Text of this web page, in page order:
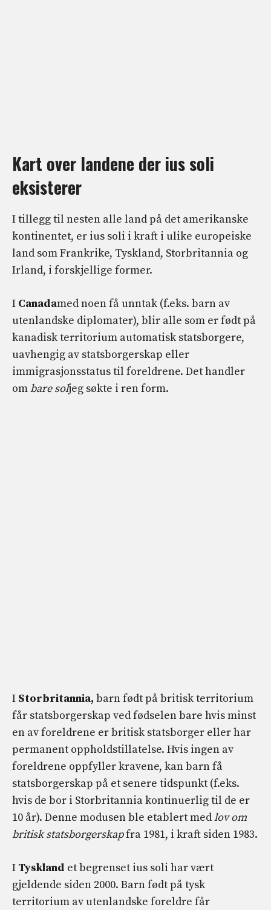
Kart over landene der ius soli
eksisterer
I tillegg til nesten alle land på det amerikanske
kontinentet, er ius soli i kraft i ulike europeiske
land som Frankrike, Tyskland, Storbritannia og
Irland, i forskjellige former.
I Canadamed noen få unntak (f.eks. barn av
utenlandske diplomater), blir alle som er født på
kanadisk territorium automatisk statsborgere,
uavhengig av statsborgerskap eller
immigrasjonsstatus til foreldrene. Det handler
ombare soljeg søkte i ren form.
I Storbritannia, barn født på britisk territorium
får statsborgerskap ved fødselen bare hvis minst
en av foreldrene er britisk statsborger eller har
permanent oppholdstillatelse. Hvis ingen av
foreldrene oppfyller kravene, kan barn få
statsborgerskap på et senere tidspunkt (f.eks.
hvis de bor i Storbritannia kontinuerlig til de er
10 år). Denne modusen ble etablert medlov om
britisk statsborgerskapfra 1981, i kraft siden 1983.
I Tyskland et begrenset ius soli har vært
gjeldende siden 2000. Barn født på tysk
territorium av utenlandske foreldre får